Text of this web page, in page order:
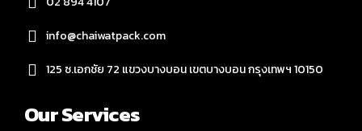
info@chaiwatpack.com
125 ซ.เอกชัย 72 แขวงบางบอน เขตบางบอน กรุงเทพฯ 10150
Our Services